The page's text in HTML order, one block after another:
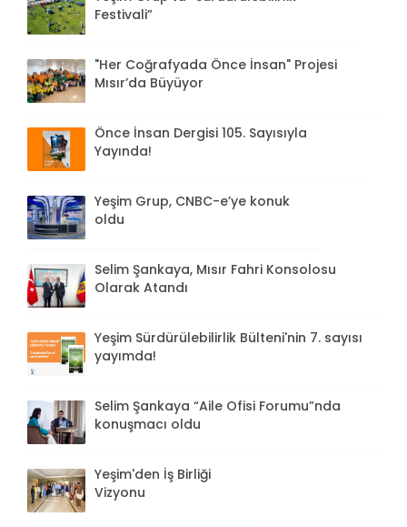
Festivali”
"Her Coğrafyada Önce İnsan" Projesi
Mısır’da Büyüyor
Önce İnsan Dergisi 105. Sayısıyla
Yayında!
Yeşim Grup, CNBC-e’ye konuk
oldu
Selim Şankaya, Mısır Fahri Konsolosu
Olarak Atandı
Yeşim Sürdürülebilirlik Bülteni'nin 7. sayısı
yayımda!
Selim Şankaya “Aile Ofisi Forumu”nda
konuşmacı oldu
Yeşim'den İş Birliği
Vizyonu